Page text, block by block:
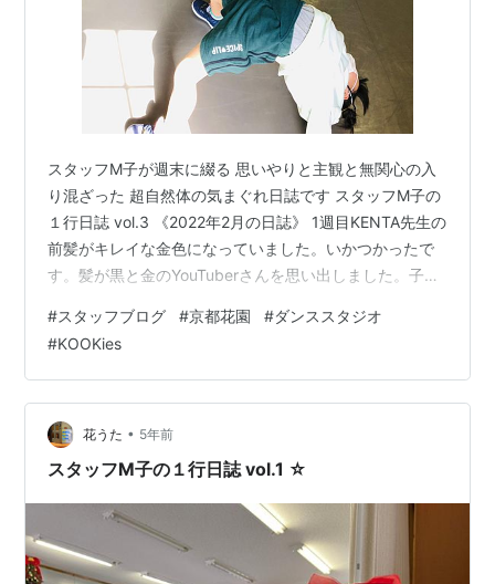
スタッフM子が週末に綴る 思いやりと主観と無関心の入
り混ざった 超自然体の気まぐれ日誌です スタッフM子の
１行日誌 vol.3 《2022年2月の日誌》 1週目KENTA先生の
前髪がキレイな金色になっていました。いかつかったで
す。髪が黒と金のYouTuberさんを思い出しました。子ど
ついているのか、ちょっと気になりました。 2週目深夜
に1人しかいないリビングでブリッジしていたら お父さん
がドアを開けて 私を見た瞬間にそっとドアを閉じて自分
の部屋に帰っていきました。自宅待機でしばらく
KOOKiesに来れなかった人が復活して来てくれると嬉し
く…
#スタッフブログ #京都花園 #ダンススタジオ
#KOOKies
花うた • 5年前
スタッフM子の１行日誌 vol.1 ☆